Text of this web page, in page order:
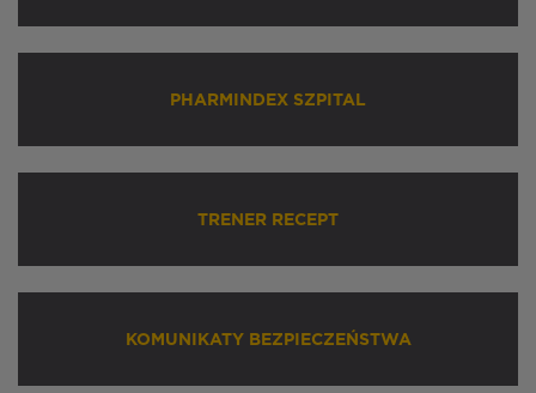
PHARMINDEX SZPITAL
TRENER RECEPT
KOMUNIKATY BEZPIECZEŃSTWA